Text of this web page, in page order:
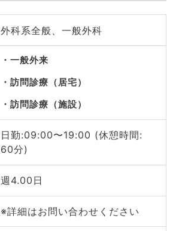
外科系全般、一般外科
一般外来
訪問診療（居宅）
訪問診療（施設）
日勤:09:00〜19:00 (休憩時間:
60分)
週4.00日
※詳細はお問い合わせください